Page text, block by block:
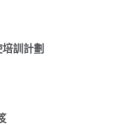
訓計劃